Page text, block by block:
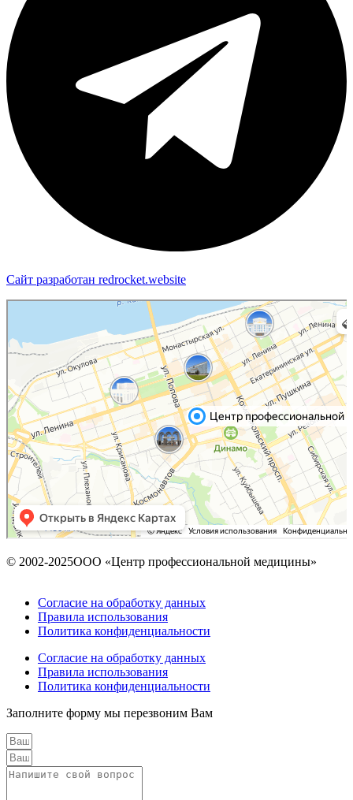
Сайт разработан redrocket.website
Яндекс Карты — транспорт, навигация, поиск мест
© 2002-2025ООО «Центр профессиональной медицины»
Согласие на обработку данных
Правила использования
Политика конфиденциальности
Согласие на обработку данных
Правила использования
Политика конфиденциальности
Заполните форму мы перезвоним Вам